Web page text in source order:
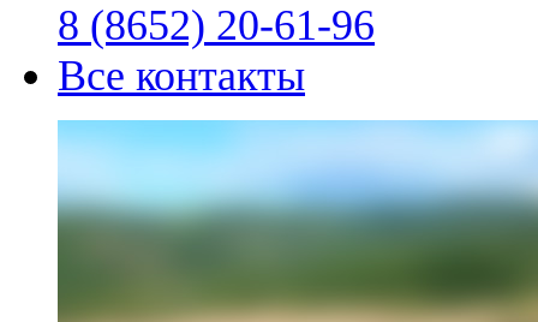
8 (8652) 20-61-96
Все контакты